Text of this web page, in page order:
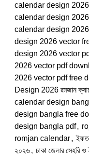
calendar design
calendar design
calendar design
design 2026 vector
design 2026 vector
2026 vector pdf
2026 vector pdf free
Design 2026 রমজান
calendar design
design bangla free
design bangla pdf,
romjan calendar,
২০২৬, ঢাকা জেলার সেহরি